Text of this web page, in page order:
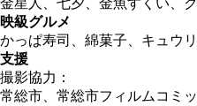
金星人、七夕、金魚すくい、
映級グルメ
かっぱ寿司、綿菓子、キュウ
支援
撮影協力：
常総市、常総市フィルムコミ